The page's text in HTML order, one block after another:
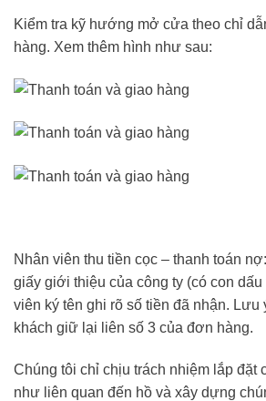
Kiểm tra kỹ hướng mở cửa theo chỉ
hàng. Xem thêm hình như sau:
Nhân viên thu tiền cọc – thanh toán
giấy giới thiệu của công ty (có con
viên ký tên ghi rõ số tiền đã nhận. Lưu
khách giữ lại liên số 3 của đơn hàng.
Chúng tôi chỉ chịu trách nhiệm lắp đặt
như liên quan đến hồ và xây dựng